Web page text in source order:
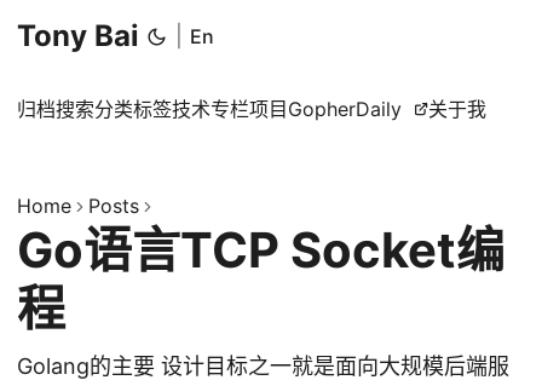
Tony Bai En
归档搜索分类标签技术专栏项目 GopherDaily 关于我
Home Posts
Go语言TCP Socket编
程
Golang的主要 设计目标之一就是面向大规模后端服